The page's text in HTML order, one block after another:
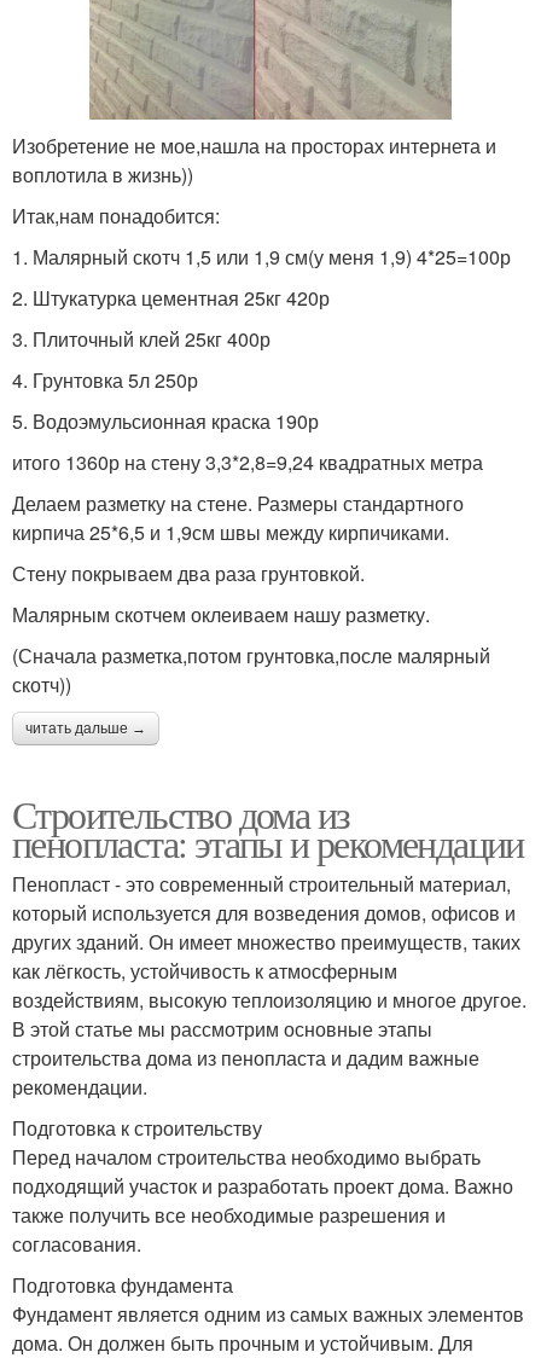
Изобретение не мое,нашла на просторах интернета и
воплотила в жизнь))
Итак,нам понадобится:
1. Малярный скотч 1,5 или 1,9 см(у меня 1,9) 4*25=100р
2. Штукатурка цементная 25кг 420р
3. Плиточный клей 25кг 400р
4. Грунтовка 5л 250р
5. Водоэмульсионная краска 190р
итого 1360р на стену 3,3*2,8=9,24 квадратных метра
Делаем разметку на стене. Размеры стандартного
кирпича 25*6,5 и 1,9см швы между кирпичиками.
Стену покрываем два раза грунтовкой.
Малярным скотчем оклеиваем нашу разметку.
(Сначала разметка,потом грунтовка,после малярный
скотч))
читать дальше →
Строительство дома из
пенопласта: этапы и рекомендации
Пенопласт - это современный строительный материал,
который используется для возведения домов, офисов и
других зданий. Он имеет множество преимуществ, таких
как лёгкость, устойчивость к атмосферным
воздействиям, высокую теплоизоляцию и многое другое.
В этой статье мы рассмотрим основные этапы
строительства дома из пенопласта и дадим важные
рекомендации.
Подготовка к строительству
Перед началом строительства необходимо выбрать
подходящий участок и разработать проект дома. Важно
также получить все необходимые разрешения и
согласования.
Подготовка фундамента
Фундамент является одним из самых важных элементов
дома. Он должен быть прочным и устойчивым. Для